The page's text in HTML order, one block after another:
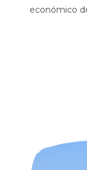
económico